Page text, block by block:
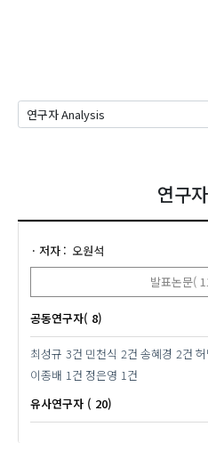
연구
저자
오원석
발표논문(
공동연구자( 8)
최성규 3건 민천식 2건 송혜경 2건
이종배 1건 정은영 1건
유사연구자 ( 20)